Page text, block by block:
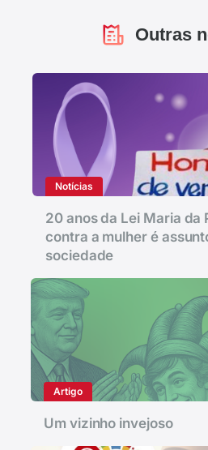
Outras
Notícias
20 anos da Lei Maria da
contra a mulher é
sociedade
Artigo
Um vizinho invejoso